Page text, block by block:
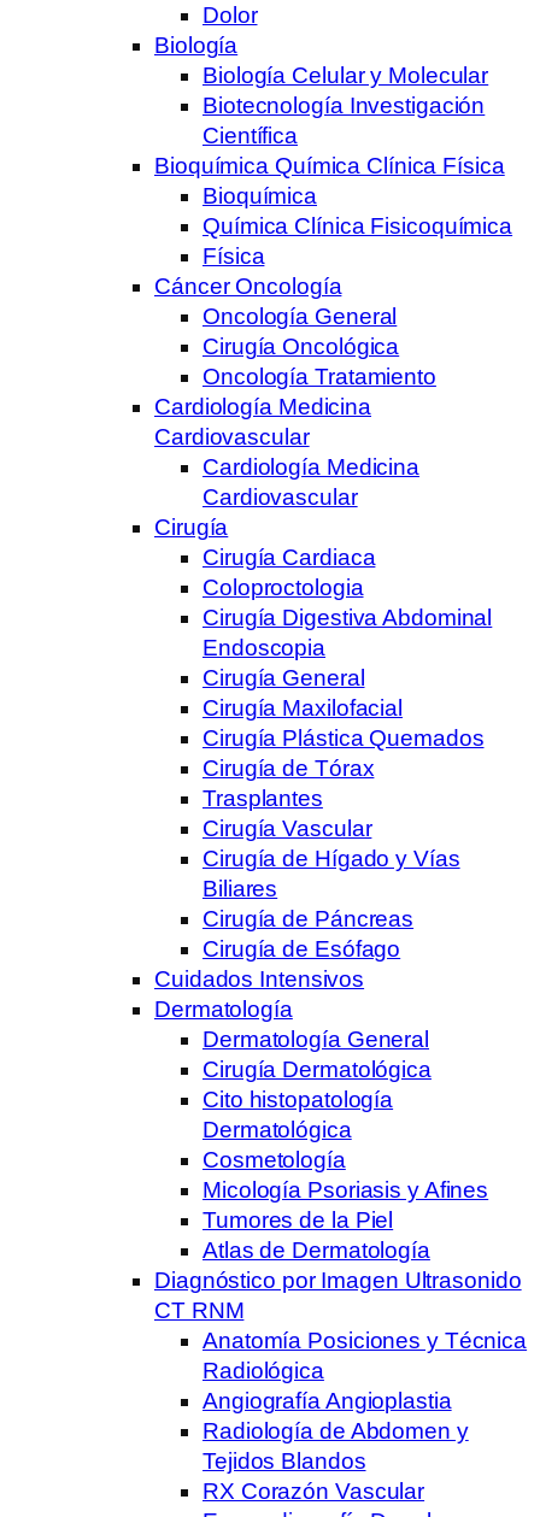
Dolor
Biología
Biología Celular y Molecular
Biotecnología Investigación
Científica
Bioquímica Química Clínica Física
Bioquímica
Química Clínica Fisicoquímica
Física
Cáncer Oncología
Oncología General
Cirugía Oncológica
Oncología Tratamiento
Cardiología Medicina
Cardiovascular
Cardiología Medicina
Cardiovascular
Cirugía
Cirugía Cardiaca
Coloproctologia
Cirugía Digestiva Abdominal
Endoscopia
Cirugía General
Cirugía Maxilofacial
Cirugía Plástica Quemados
Cirugía de Tórax
Trasplantes
Cirugía Vascular
Cirugía de Hígado y Vías
Biliares
Cirugía de Páncreas
Cirugía de Esófago
Cuidados Intensivos
Dermatología
Dermatología General
Cirugía Dermatológica
Cito histopatología
Dermatológica
Cosmetología
Micología Psoriasis y Afines
Tumores de la Piel
Atlas de Dermatología
Diagnóstico por Imagen Ultrasonido
CT RNM
Anatomía Posiciones y Técnica
Radiológica
Angiografía Angioplastia
Radiología de Abdomen y
Tejidos Blandos
RX Corazón Vascular